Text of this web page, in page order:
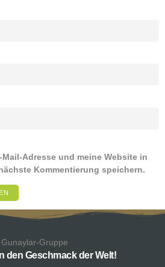
Mail-Adresse und meine Website in
Kommentierung speichern.
den Geschmack der Welt!